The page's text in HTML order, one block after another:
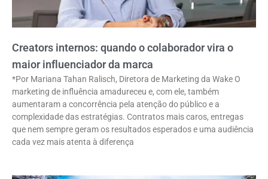
Creators internos: quando o colaborador vira o
maior influenciador da marca
*Por Mariana Tahan Ralisch, Diretora de Marketing da Wake O
marketing de influência amadureceu e, com ele, também
aumentaram a concorrência pela atenção do público e a
complexidade das estratégias. Contratos mais caros, entregas
que nem sempre geram os resultados esperados e uma audiência
cada vez mais atenta à diferença